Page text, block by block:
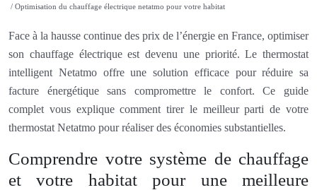
/ Optimisation du chauffage électrique netatmo pour votre habitat
Face à la hausse continue des prix de l’énergie en France, optimiser
son chauffage électrique est devenu une priorité. Le thermostat
intelligent Netatmo offre une solution efficace pour réduire sa
facture énergétique sans compromettre le confort. Ce guide
complet vous explique comment tirer le meilleur parti de votre
thermostat Netatmo pour réaliser des économies substantielles.
Comprendre votre système de chauffage
et votre habitat pour une meilleure